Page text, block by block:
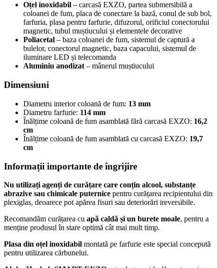
Oțel inoxidabil – carcasă EXZO, partea submersibilă a
coloanei de fum, placa de conectare la bază, conul de sub bol,
farfuria, plasa pentru farfurie, difuzorul, orificiul conectorului
magnetic, tubul muștiucului și elementele decorative
Poliacetal – baza coloanei de fum, sistemul de captură a
bulelor, conectorul magnetic, baza capacului, sistemul de
iluminare LED și telecomanda
Aluminiu anodizat – mânerul muștiucului
Dimensiuni
Diametru interior coloană de fum: 13 mm
Diametru farfurie: 114 mm
Înălțime coloană de fum asamblată fără carcasă EXZO: 16,2
cm
Înălțime coloană de fum asamblată cu carcasă EXZO: 19,7
cm
Informații importante de îngrijire
Nu utilizați agenți de curățare care conțin alcool, substanțe
abrazive sau chimicale puternice pentru curățarea recipientului din
plexiglas, deoarece pot apărea fisuri sau deteriorări ireversibile.
Recomandăm curățarea cu apă caldă și un burete moale, pentru a
menține produsul în stare optimă cât mai mult timp.
Plasa din oțel inoxidabil montată pe farfurie este special concepută
pentru utilizarea cărbunelui.